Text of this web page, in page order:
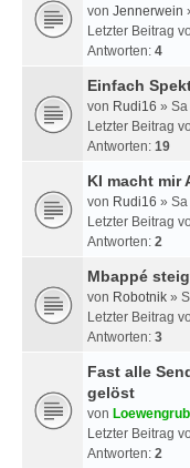
von Jennerwein
Letzter Beitrag
Antworten: 4
Einfach
von Rudi16 »
Letzter Beitrag
Antworten: 19
KI macht mir
von Rudi16 »
Letzter Beitrag
Antworten: 2
Mbappé
von Robotnik »
Letzter Beitrag
Antworten: 3
Fast alle
gelöst
von
Letzter Beitrag
Antworten: 2